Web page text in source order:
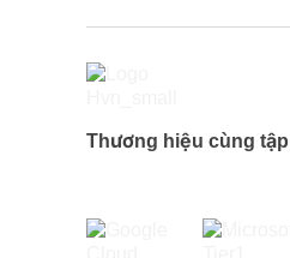
Thương hiệu cùng